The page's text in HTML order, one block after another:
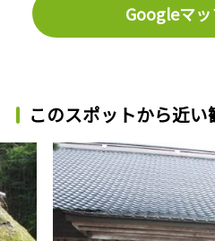
Googleマッ
このスポットから近い